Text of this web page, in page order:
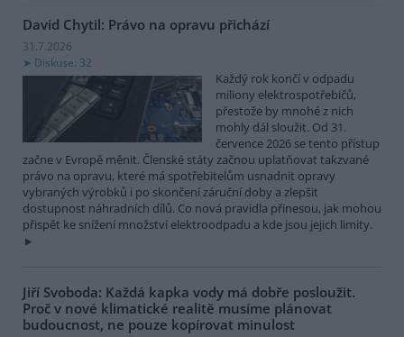
David Chytil: Právo na opravu přichází
31.7.2026
Diskuse: 32
Každý rok končí v odpadu
miliony elektrospotřebičů,
přestože by mnohé z nich
mohly dál sloužit. Od 31.
července 2026 se tento přístup
začne v Evropě měnit. Členské státy začnou uplatňovat takzvané
právo na opravu, které má spotřebitelům usnadnit opravy
vybraných výrobků i po skončení záruční doby a zlepšit
dostupnost náhradních dílů. Co nová pravidla přinesou, jak mohou
přispět ke snížení množství elektroodpadu a kde jsou jejich limity.
Jiří Svoboda: Každá kapka vody má dobře posloužit.
Proč v nové klimatické realitě musíme plánovat
budoucnost, ne pouze kopírovat minulost